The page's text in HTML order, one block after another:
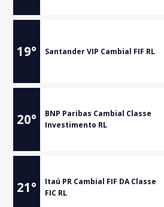
19° Santander VIP Cambial FIF RL
20°
BNP Paribas Cambial Classe
Investimento RL
21°
Itaú PR Cambial FIF DA Classe
FIC RL